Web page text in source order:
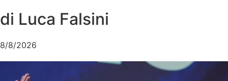
di Luca Falsini
8/8/2026